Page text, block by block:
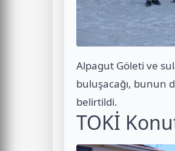
Alpagut Göleti ve
buluşacağı, bunun
belirtildi.
TOKİ